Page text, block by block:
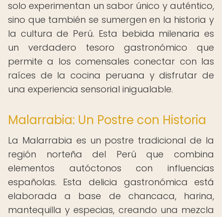
solo experimentan un sabor único y auténtico,
sino que también se sumergen en la historia y
la cultura de Perú. Esta bebida milenaria es
un verdadero tesoro gastronómico que
permite a los comensales conectar con las
raíces de la cocina peruana y disfrutar de
una experiencia sensorial inigualable.
Malarrabia: Un Postre con Historia
La Malarrabia es un postre tradicional de la
región norteña del Perú que combina
elementos autóctonos con influencias
españolas. Esta delicia gastronómica está
elaborada a base de chancaca, harina,
mantequilla y especias, creando una mezcla